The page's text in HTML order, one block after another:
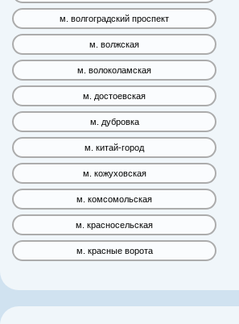
м. волгоградский проспект
м. волжская
м. волоколамская
м. достоевская
м. дубровка
м. китай-город
м. кожуховская
м. комсомольская
м. красносельская
м. красные ворота